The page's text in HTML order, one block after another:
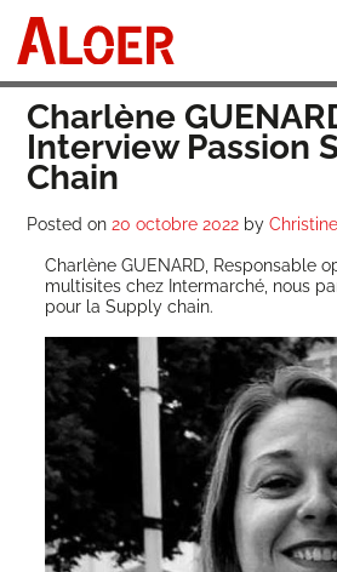
content
Charlène
Interview Passion
Chain
Posted on 20 octobre 2022by
Char­lène GUENARD, Res­pon­sable
mul­ti­sites chez Inter­mar­ché, nous
pour la Sup­ply chain.